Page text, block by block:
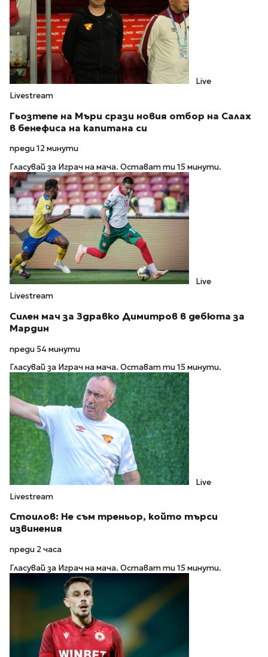
Live
Livestream
Гьозтепе на Мъри срази новия отбор на Салах
в бенефиса на капитана си
преди 12 минути
Гласувай за Играч на мача. Остават ти 15 минути.
Live
Livestream
Силен мач за Здравко Димитров в дебюта за
Мардин
преди 54 минути
Гласувай за Играч на мача. Остават ти 15 минути.
Live
Livestream
Стоилов: Не съм треньор, който търси
извинения
преди 2 часа
Гласувай за Играч на мача. Остават ти 15 минути.